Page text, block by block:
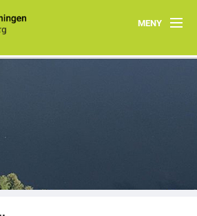
MENY
Hem
Dokument